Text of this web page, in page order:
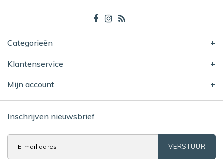
Categorieën
Klantenservice
Mijn account
Inschrijven nieuwsbrief
VERSTUUR